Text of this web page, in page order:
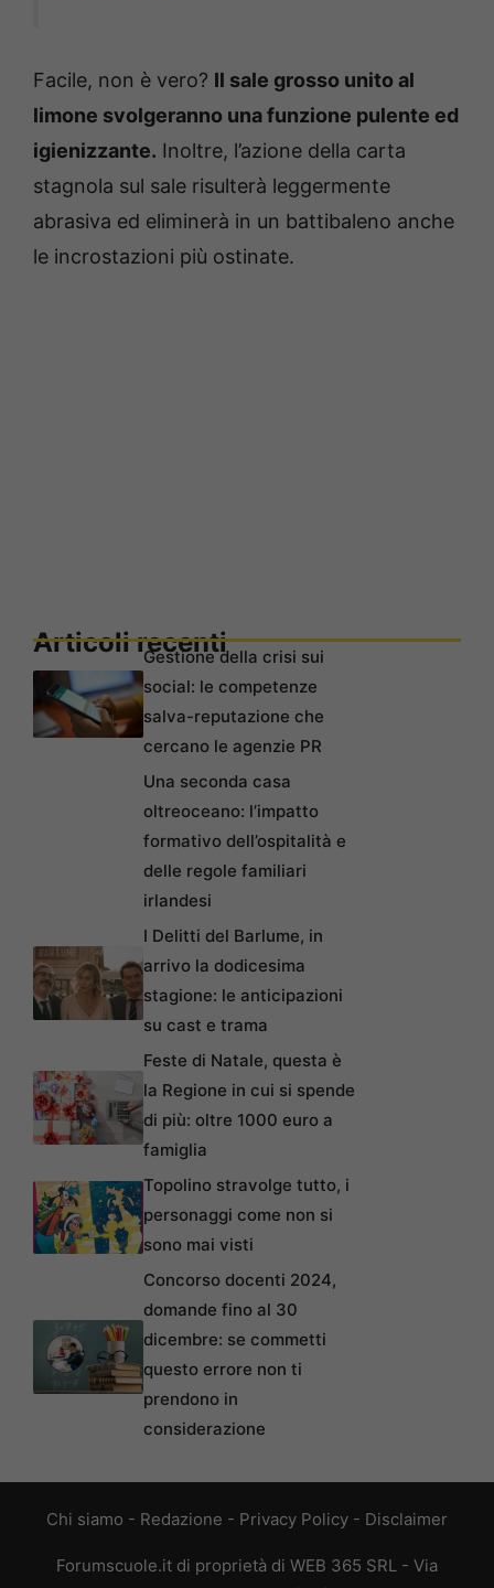
Facile, non è vero? Il sale grosso unito al
limone svolgeranno una funzione pulente ed
igienizzante. Inoltre, l’azione della carta
stagnola sul sale risulterà leggermente
abrasiva ed eliminerà in un battibaleno anche
le incrostazioni più ostinate.
Articoli recentiGestione della crisi sui
social: le competenze
salva-reputazione che
cercano le agenzie PR
Una seconda casa
oltreoceano: l’impatto
formativo dell’ospitalità e
delle regole familiari
irlandesi
I Delitti del Barlume, in
arrivo la dodicesima
stagione: le anticipazioni
su cast e trama
Feste di Natale, questa è
la Regione in cui si spende
di più: oltre 1000 euro a
famiglia
Topolino stravolge tutto, i
personaggi come non si
sono mai visti
Concorso docenti 2024,
domande fino al 30
dicembre: se commetti
questo errore non ti
prendono in
considerazione
Chi siamo - Redazione - Privacy Policy - Disclaimer
Forumscuole.it di proprietà di WEB 365 SRL - Via